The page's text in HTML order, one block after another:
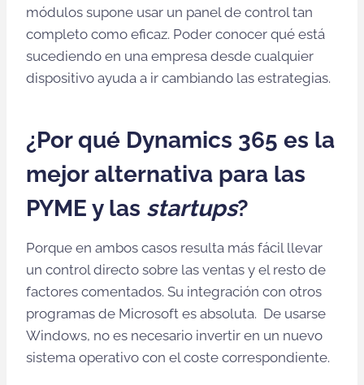
módulos supone usar un panel de control tan
completo como eficaz. Poder conocer qué está
sucediendo en una empresa desde cualquier
dispositivo ayuda a ir cambiando las estrategias.
¿Por qué Dynamics 365 es la
mejor alternativa para las
PYME y las startups?
Porque en ambos casos resulta más fácil llevar
un control directo sobre las ventas y el resto de
factores comentados. Su integración con otros
programas de Microsoft es absoluta. De usarse
Windows, no es necesario invertir en un nuevo
sistema operativo con el coste correspondiente.